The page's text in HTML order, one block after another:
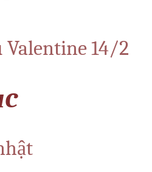
Valentine 14/2